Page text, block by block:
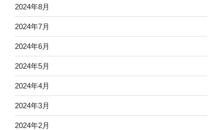
2024年8月
2024年7月
2024年6月
2024年5月
2024年4月
2024年3月
2024年2月